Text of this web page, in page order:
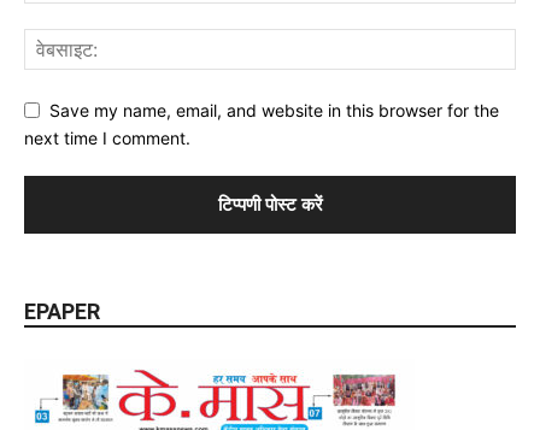
Save my name, email, and website in this browser for the
next time I comment.
EPAPER